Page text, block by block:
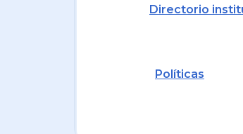
Directorio
Políticas